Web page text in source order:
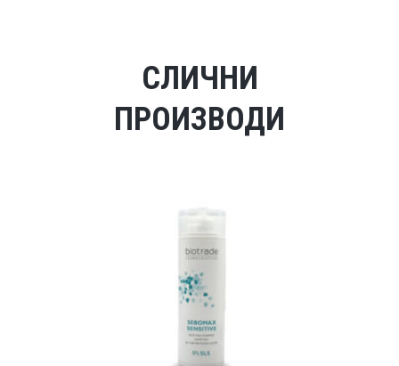
СЛИЧНИ
ПРОИЗВОДИ